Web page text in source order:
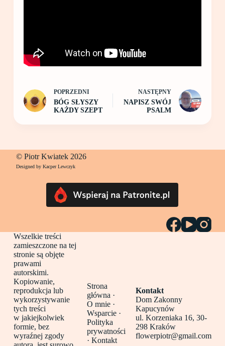
POPRZEDNI
BÓG SŁYSZY
KAŻDY SZEPT
NASTĘPNY
NAPISZ SWÓJ
PSALM
© Piotr Kwiatek 2026
Designed by Kacper Lewczyk
Wszelkie treści
zamieszczone na tej
stronie są objęte
prawami
autorskimi.
Kopiowanie,
reprodukcja lub
wykorzystywanie
tych treści
w jakiejkolwiek
formie, bez
wyraźnej zgody
Strona
główna ·
O mnie ·
Wsparcie ·
Polityka
prywatności
·Kontakt
Kontakt
Dom Zakonny
Kapucynów
ul. Korzeniaka 16, 30-
298 Kraków
flowerpiotr@gmail.com